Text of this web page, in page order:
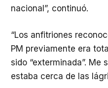
nacional”, continuó.
“Los anfitriones
PM previamente era
sido “exterminada”. Me
estaba cerca de las